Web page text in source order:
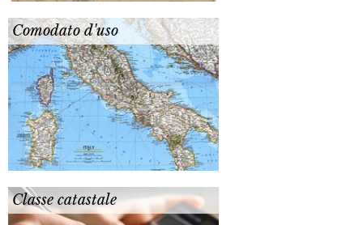
Comodato d'uso
Classe catastale